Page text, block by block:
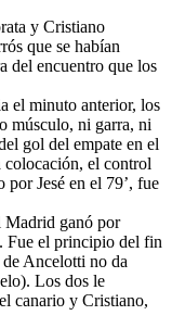
y Cristiano
que se habían
del encuentro que los
el minuto anterior, los
músculo, ni garra, ni
gol del empate en el
el control
Jesé en el 79’, fue
Madrid ganó por
Fue el principio del fin
Ancelotti no da
Los dos le
canario y Cristiano,